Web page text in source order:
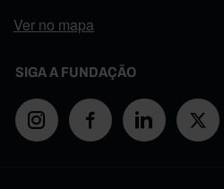
Ver no mapa
SIGA A FUNDAÇÃO